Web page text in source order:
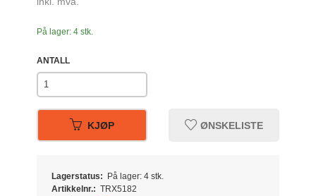
På lager: 4 stk.
ANTALL
KJØP ØNSKELISTE
Lagerstatus:
På lager: 4 stk.
Artikkelnr.: TRX5182